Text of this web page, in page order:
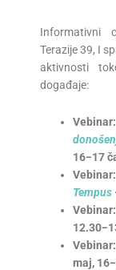
Informativni
Terazije 39, I
aktivnosti
događaje:
Vebinar:
16−17
Tempus
12.30−1
maj,